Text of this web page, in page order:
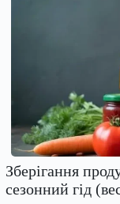
Зберігання
сезонний гід